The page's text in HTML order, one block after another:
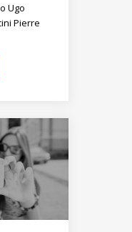
Ugo
Pierre